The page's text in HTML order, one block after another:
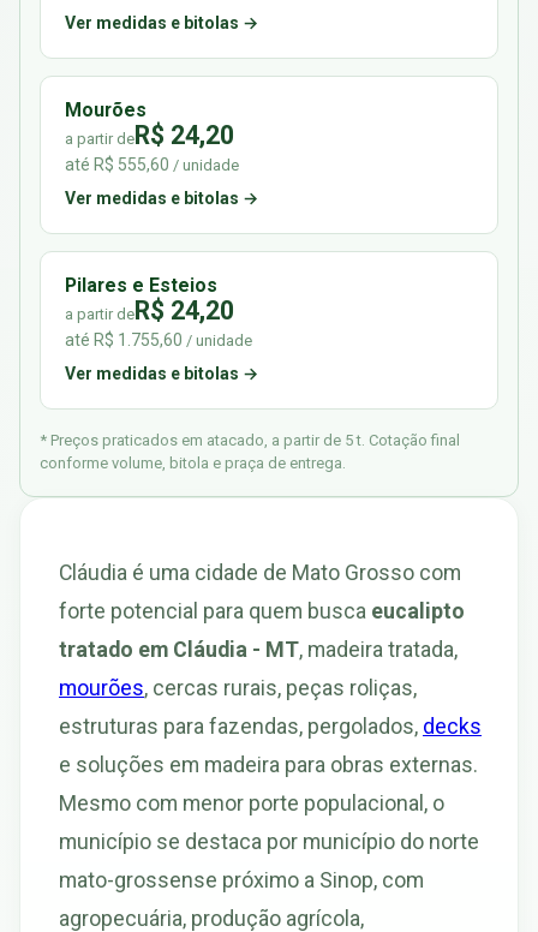
Ver medidas e bitolas →
Mourões
a partir deR$ 24,20
até R$ 555,60 / unidade
Ver medidas e bitolas →
Pilares e Esteios
a partir deR$ 24,20
até R$ 1.755,60 / unidade
Ver medidas e bitolas →
* Preços praticados em atacado, a partir de 5 t. Cotação final
conforme volume, bitola e praça de entrega.
Cláudia é uma cidade de Mato Grosso com
forte potencial para quem busca eucalipto
tratado em Cláudia - MT, madeira tratada,
mourões, cercas rurais, peças roliças,
estruturas para fazendas, pergolados, decks
e soluções em madeira para obras externas.
Mesmo com menor porte populacional, o
município se destaca por município do norte
mato-grossense próximo a Sinop, com
agropecuária, produção agrícola,